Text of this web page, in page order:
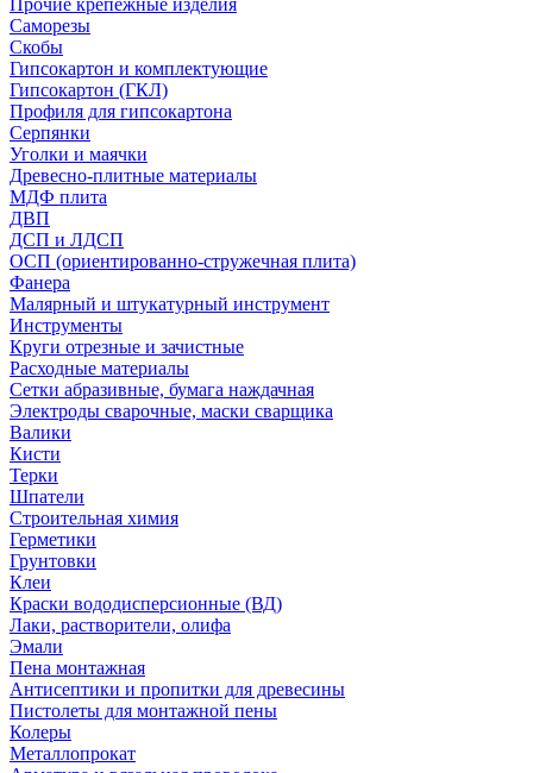
Прочие крепежные изделия
Саморезы
Скобы
Гипсокартон и комплектующие
Гипсокартон (ГКЛ)
Профиля для гипсокартона
Серпянки
Уголки и маячки
Древесно-плитные материалы
МДФ плита
ДВП
ДСП и ЛДСП
ОСП (ориентированно-стружечная плита)
Фанера
Малярный и штукатурный инструмент
Инструменты
Круги отрезные и зачистные
Расходные материалы
Сетки абразивные, бумага наждачная
Электроды сварочные, маски сварщика
Валики
Кисти
Терки
Шпатели
Строительная химия
Герметики
Грунтовки
Клеи
Краски вододисперсионные (ВД)
Лаки, растворители, олифа
Эмали
Пена монтажная
Антисептики и пропитки для древесины
Пистолеты для монтажной пены
Колеры
Металлопрокат